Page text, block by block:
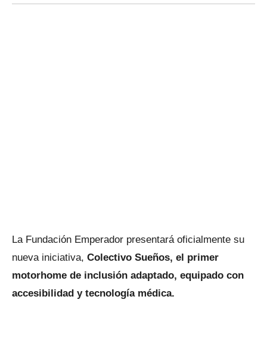
La Fundación Emperador presentará oficialmente su
nueva iniciativa, Colectivo Sueños, el primer
motorhome de inclusión adaptado, equipado con
accesibilidad y tecnología médica.